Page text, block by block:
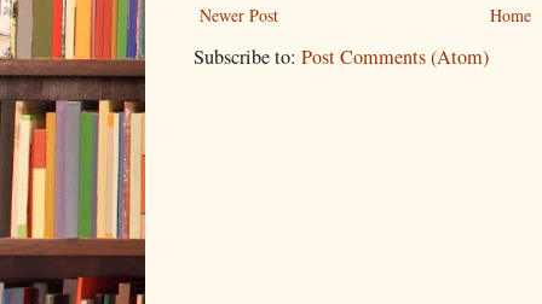
Newer Post Home
Subscribe to: Post Comments (Atom)